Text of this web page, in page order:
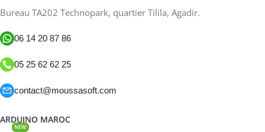
Bureau TA202 Technopark, quartier Tilila, Agadir.
06 14 20 87 86
05 25 62 62 25
contact@moussasoft.com
ARDUINO MAROC
NEW